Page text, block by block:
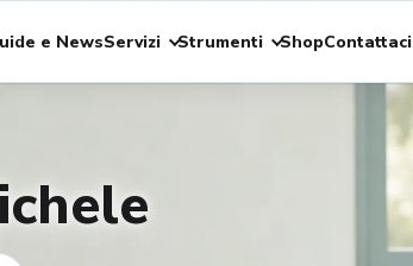
e NewsServizi Strumenti ShopContattaci